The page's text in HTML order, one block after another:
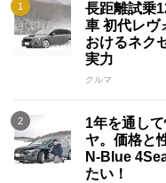
長距離試乗
車 初代レヴ
おけるネク
実力
クルマ
1年を通し
ヤ。価格と
N-Blue
たい！